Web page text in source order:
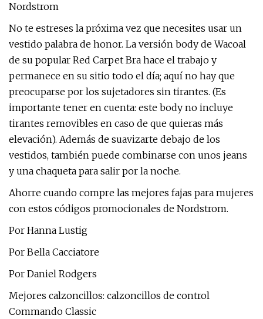
Nordstrom
No te estreses la próxima vez que necesites usar un
vestido palabra de honor. La versión body de Wacoal
de su popular Red Carpet Bra hace el trabajo y
permanece en su sitio todo el día; aquí no hay que
preocuparse por los sujetadores sin tirantes. (Es
importante tener en cuenta: este body no incluye
tirantes removibles en caso de que quieras más
elevación). Además de suavizarte debajo de los
vestidos, también puede combinarse con unos jeans
y una chaqueta para salir por la noche.
Ahorre cuando compre las mejores fajas para mujeres
con estos códigos promocionales de Nordstrom.
Por Hanna Lustig
Por Bella Cacciatore
Por Daniel Rodgers
Mejores calzoncillos: calzoncillos de control
Commando Classic